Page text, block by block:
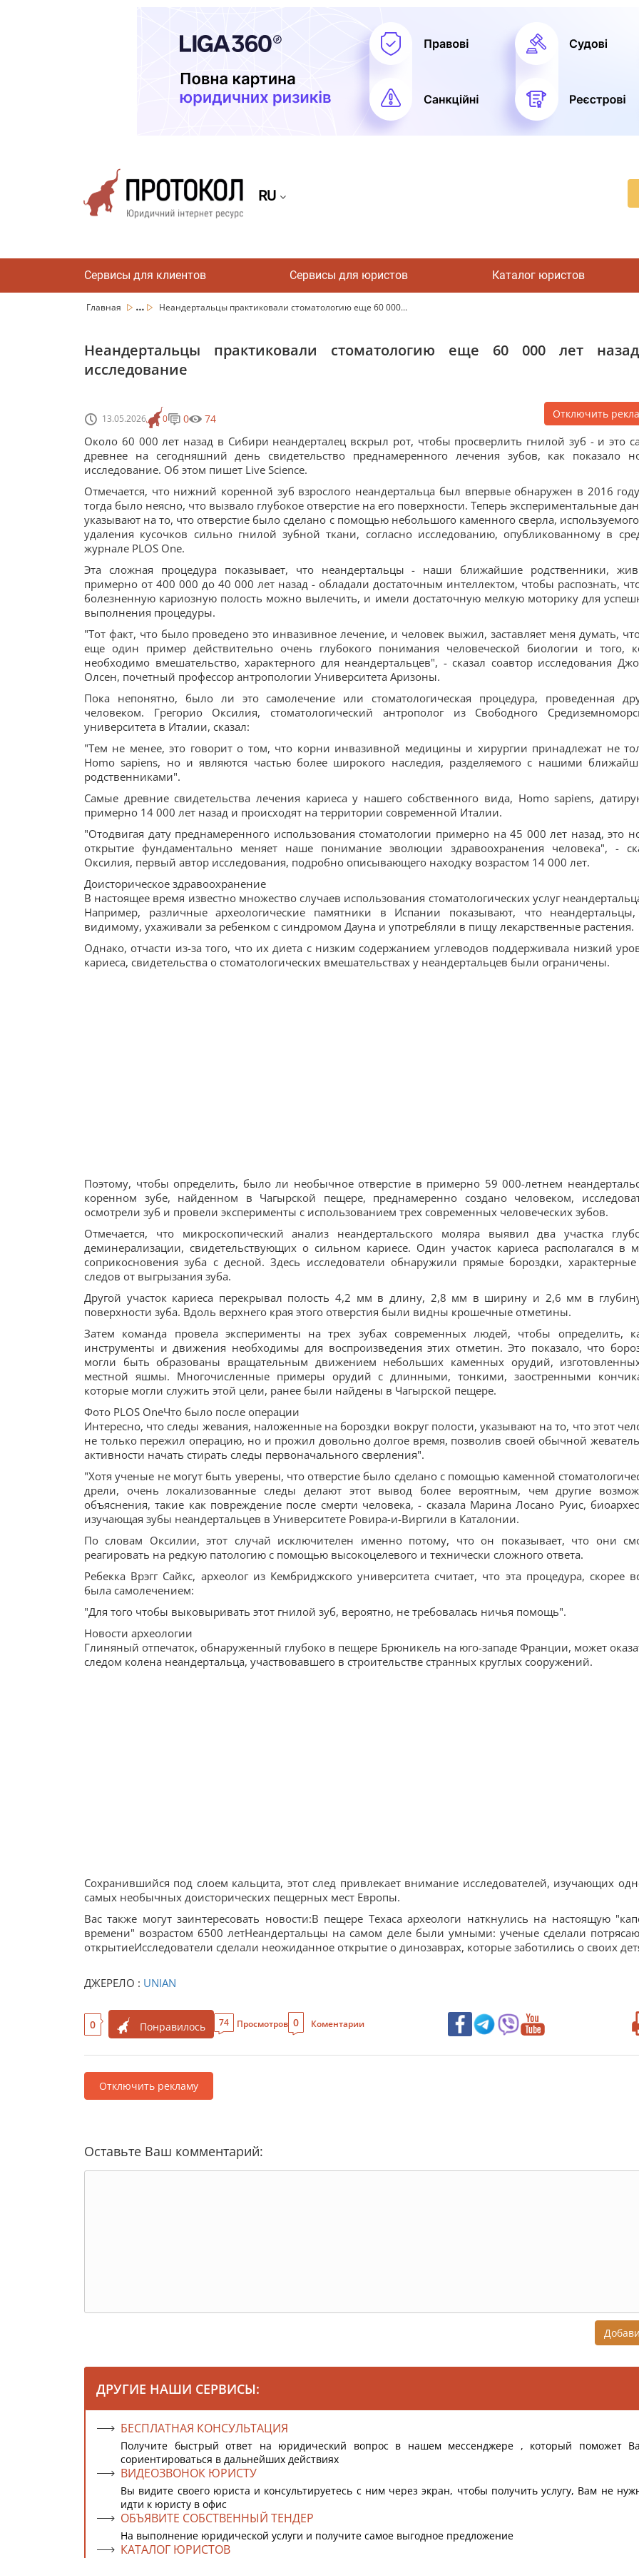
RU
Сервисы для клиентов Сервисы для юристов Каталог юристов
Главная ... Неандертальцы практиковали стоматологию еще 60 000...
Неандертальцы практиковали стоматологию еще 60 000 лет
исследование
13.05.2026 0 0 74 Отключить
Около 60 000 лет назад в Сибири неандерталец вскрыл рот, чтобы просверлить гнилой зуб - и это
древнее на сегодняшний день свидетельство преднамеренного лечения зубов, как показало
исследование. Об этом пишет Live Science.
Отмечается, что нижний коренной зуб взрослого неандертальца был впервые обнаружен в 2016
тогда было неясно, что вызвало глубокое отверстие на его поверхности. Теперь экспериментальные
указывают на то, что отверстие было сделано с помощью небольшого каменного сверла,
удаления кусочков сильно гнилой зубной ткани, согласно исследованию, опубликованному в
журнале PLOS One.
Эта сложная процедура показывает, что неандертальцы - наши ближайшие родственники,
примерно от 400 000 до 40 000 лет назад - обладали достаточным интеллектом, чтобы распознать,
болезненную кариозную полость можно вылечить, и имели достаточную мелкую моторику для
выполнения процедуры.
"Тот факт, что было проведено это инвазивное лечение, и человек выжил, заставляет меня думать,
еще один пример действительно очень глубокого понимания человеческой биологии и того,
необходимо вмешательство, характерного для неандертальцев", - сказал соавтор исследования
Олсен, почетный профессор антропологии Университета Аризоны.
Пока непонятно, было ли это самолечение или стоматологическая процедура, проведенная
человеком. Грегорио Оксилия, стоматологический антрополог из Свободного
университета в Италии, сказал:
"Тем не менее, это говорит о том, что корни инвазивной медицины и хирургии принадлежат не
Homo sapiens, но и являются частью более широкого наследия, разделяемого с нашими
родственниками".
Самые древние свидетельства лечения кариеса у нашего собственного вида, Homo sapiens,
примерно 14 000 лет назад и происходят на территории современной Италии.
"Отодвигая дату преднамеренного использования стоматологии примерно на 45 000 лет назад, это
открытие фундаментально меняет наше понимание эволюции здравоохранения человека", -
Оксилия, первый автор исследования, подробно описывающего находку возрастом 14 000 лет.
Доисторическое здравоохранение
В настоящее время известно множество случаев использования стоматологических услуг
Например, различные археологические памятники в Испании показывают, что
видимому, ухаживали за ребенком с синдромом Дауна и употребляли в пищу лекарственные растения.
Однако, отчасти из-за того, что их диета с низким содержанием углеводов поддерживала низкий
кариеса, свидетельства о стоматологических вмешательствах у неандертальцев были ограничены.
Поэтому, чтобы определить, было ли необычное отверстие в примерно 59 000-летнем
коренном зубе, найденном в Чагырской пещере, преднамеренно создано человеком,
осмотрели зуб и провели эксперименты с использованием трех современных человеческих зубов.
Отмечается, что микроскопический анализ неандертальского моляра выявил два участка
деминерализации, свидетельствующих о сильном кариесе. Один участок кариеса располагался в
соприкосновения зуба с десной. Здесь исследователи обнаружили прямые бороздки,
следов от выгрызания зуба.
Другой участок кариеса перекрывал полость 4,2 мм в длину, 2,8 мм в ширину и 2,6 мм в
поверхности зуба. Вдоль верхнего края этого отверстия были видны крошечные отметины.
Затем команда провела эксперименты на трех зубах современных людей, чтобы определить,
инструменты и движения необходимы для воспроизведения этих отметин. Это показало, что
могли быть образованы вращательным движением небольших каменных орудий,
местной яшмы. Многочисленные примеры орудий с длинными, тонкими, заостренными
которые могли служить этой цели, ранее были найдены в Чагырской пещере.
Фото PLOS OneЧто было после операции
Интересно, что следы жевания, наложенные на бороздки вокруг полости, указывают на то, что этот
не только пережил операцию, но и прожил довольно долгое время, позволив своей обычной
активности начать стирать следы первоначального сверления".
"Хотя ученые не могут быть уверены, что отверстие было сделано с помощью каменной
дрели, очень локализованные следы делают этот вывод более вероятным, чем другие
объяснения, такие как повреждение после смерти человека, - сказала Марина Лосано Руис,
изучающая зубы неандертальцев в Университете Ровира-и-Виргили в Каталонии.
По словам Оксилии, этот случай исключителен именно потому, что он показывает, что они
реагировать на редкую патологию с помощью высокоцелевого и технически сложного ответа.
Ребекка Врэгг Сайкс, археолог из Кембриджского университета считает, что эта процедура, скорее
была самолечением:
"Для того чтобы выковыривать этот гнилой зуб, вероятно, не требовалась ничья помощь".
Новости археологии
Глиняный отпечаток, обнаруженный глубоко в пещере Брюникель на юго-западе Франции, может
следом колена неандертальца, участвовавшего в строительстве странных круглых сооружений.
Сохранившийся под слоем кальцита, этот след привлекает внимание исследователей, изучающих
самых необычных доисторических пещерных мест Европы.
Вас также могут заинтересовать новости:В пещере Техаса археологи наткнулись на настоящую
времени" возрастом 6500 летНеандертальцы на самом деле были умными: ученые сделали
открытиеИсследователи сделали неожиданное открытие о динозаврах, которые заботились о своих
ДЖЕРЕЛО : UNIAN
0 Понравилось 74 Просмотров 0 Коментарии
Отключить рекламу
Оставьте Ваш комментарий:
ДРУГИЕ НАШИ СЕРВИСЫ:
БЕСПЛАТНАЯ КОНСУЛЬТАЦИЯ
Получите быстрый ответ на юридический вопрос в нашем мессенджере , который поможет
сориентироваться в дальнейших действиях
ВИДЕОЗВОНОК ЮРИСТУ
Вы видите своего юриста и консультируетесь с ним через экран, чтобы получить услугу, Вам не
идти к юристу в офис
ОБЪЯВИТЕ СОБСТВЕННЫЙ ТЕНДЕР
На выполнение юридической услуги и получите самое выгодное предложение
КАТАЛОГ ЮРИСТОВ